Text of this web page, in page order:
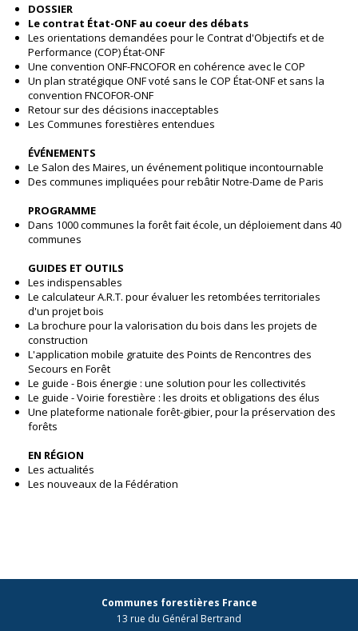
DOSSIER
Le contrat État-ONF au coeur des débats
Les orientations demandées pour le Contrat d'Objectifs et de
Performance (COP) État-ONF
Une convention ONF-FNCOFOR en cohérence avec le COP
Un plan stratégique ONF voté sans le COP État-ONF et sans la
convention FNCOFOR-ONF
Retour sur des décisions inacceptables
Les Communes forestières entendues
ÉVÉNEMENTS
Le Salon des Maires, un événement politique incontournable
Des communes impliquées pour rebâtir Notre-Dame de Paris
PROGRAMME
Dans 1000 communes la forêt fait école, un déploiement dans 40
communes
GUIDES ET OUTILS
Les indispensables
Le calculateur A.R.T. pour évaluer les retombées territoriales
d'un projet bois
La brochure pour la valorisation du bois dans les projets de
construction
L'application mobile gratuite des Points de Rencontres des
Secours en Forêt
Le guide - Bois énergie : une solution pour les collectivités
Le guide - Voirie forestière : les droits et obligations des élus
Une plateforme nationale forêt-gibier, pour la préservation des
forêts
EN RÉGION
Les actualités
Les nouveaux de la Fédération
Communes forestières France
13 rue du Général Bertrand